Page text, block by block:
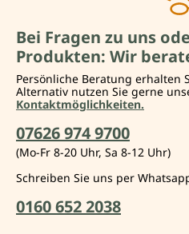
Bei Fragen zu uns
Produkten: Wir
Persönliche Beratung erhalten
Alternativ nutzen Sie gerne
Kontaktmöglichkeiten.
07626 974 9700
(Mo-Fr 8-20 Uhr, Sa 8-12 Uhr)
Schreiben Sie uns per
0160 652 2038